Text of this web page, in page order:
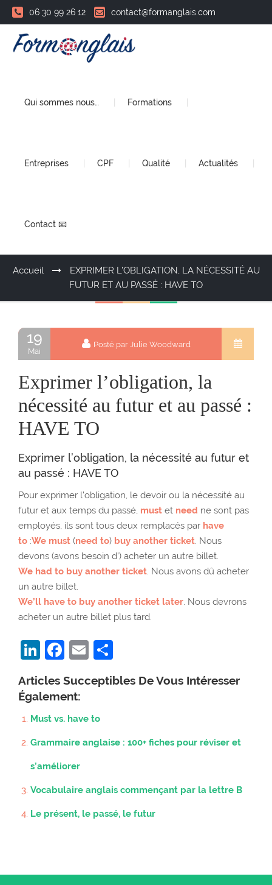
06 30 99 26 12 contact@formanglais.com
Qui sommes nous… Formations
Entreprises CPF Qualité Actualités
Contact 📧
Accueil
EXPRIMER L’OBLIGATION, LA NÉCESSITÉ AU
FUTUR ET AU PASSÉ : HAVE TO
19
Mai
Posté par Julie Woodward
Exprimer l’obligation, la
nécessité au futur et au passé :
HAVE TO
Exprimer l’obligation, la nécessité au futur et
au passé : HAVE TO
Pour exprimer l’obligation, le devoir ou la nécessité au
futur et aux temps du passé, must et need ne sont pas
employés, ils sont tous deux remplacés par have
to :We must (need to) buy another ticket. Nous
devons (avons besoin d’) acheter un autre billet.
We had to buy another ticket. Nous avons dû acheter
un autre billet.
We’ll have to buy another ticket later. Nous devrons
acheter un autre billet plus tard.
LinkedIn
Facebook
Email
Articles Succeptibles De Vous Intéresser
Également:
Must vs. have to
Grammaire anglaise : 100+ fiches pour réviser et
s’améliorer
Vocabulaire anglais commençant par la lettre B
Le présent, le passé, le futur